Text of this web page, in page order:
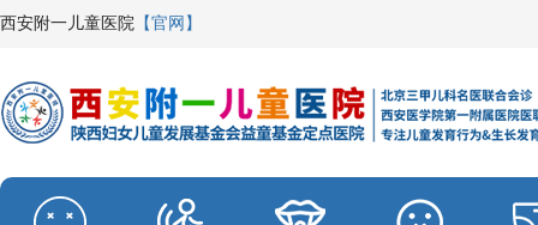
西安附一儿童医院 【官网】